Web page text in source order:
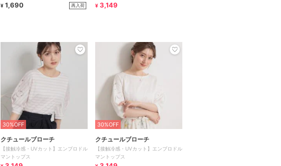
ップス 全5色
¥ 1,690 再入荷
¥ 3,149
30%OFF
クチュールブローチ
【接触冷感・UVカット】エンブロドル
マントップス
30%OFF
クチュールブローチ
【接触冷感・UVカット】エンブロドル
マントップス